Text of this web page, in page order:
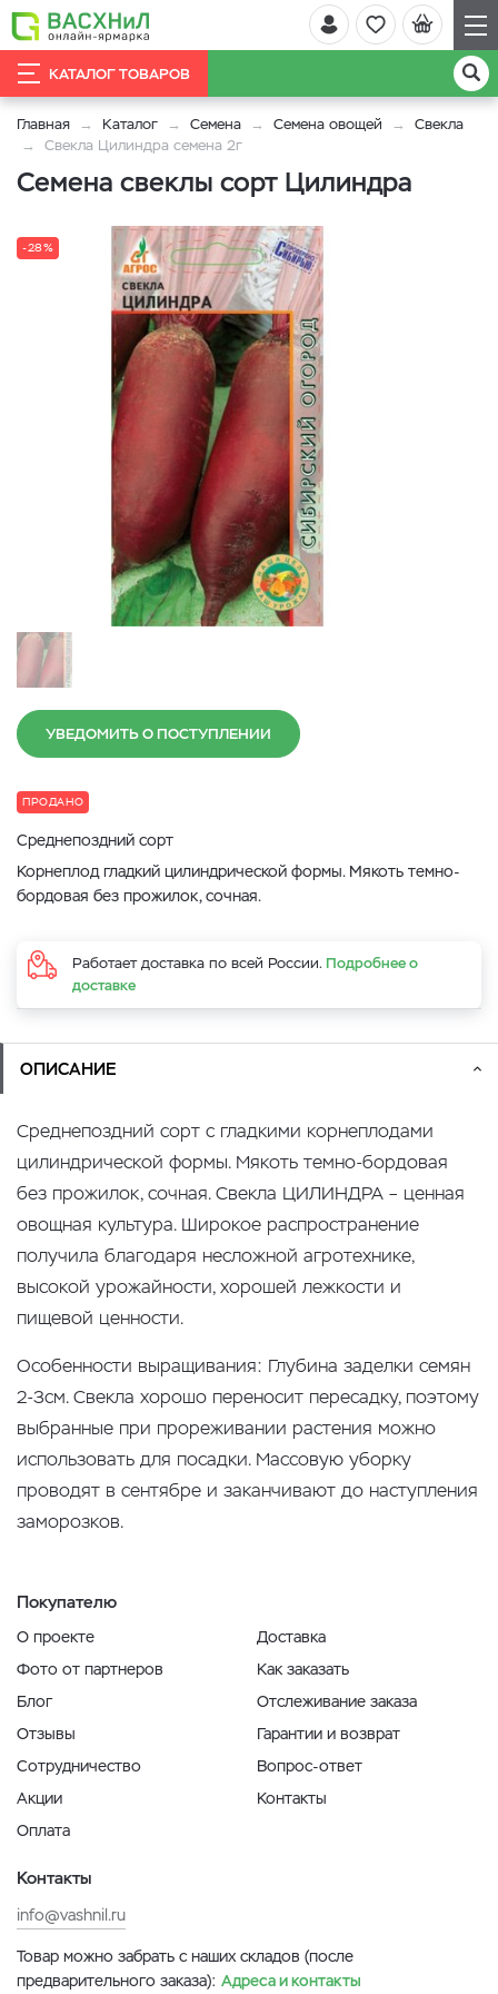
КАТАЛОГ ТОВАРОВ
Главная Каталог Семена Семена овощей
Свекла
Свекла Цилиндра семена 2г
Семена свеклы сорт Цилиндра
-28%
УВЕДОМИТЬ О ПОСТУПЛЕНИИ
ПРОДАНО
Среднепоздний сорт
Корнеплод гладкий цилиндрической формы. Мякоть темно-
бордовая без прожилок, сочная.
Работает доставка по всей России. Подробнее о
доставке
ОПИСАНИЕ
Среднепоздний сорт с гладкими корнеплодами
цилиндрической формы. Мякоть темно-бордовая
без прожилок, сочная. Свекла ЦИЛИНДРА – ценная
овощная культура. Широкое распространение
получила благодаря несложной агротехнике,
высокой урожайности, хорошей лежкости и
пищевой ценности.
Особенности выращивания: Глубина заделки семян
2-3см. Свекла хорошо переносит пересадку, поэтому
выбранные при прореживании растения можно
использовать для посадки. Массовую уборку
проводят в сентябре и заканчивают до наступления
заморозков.
Покупателю
О проекте
Фото от партнеров
Блог
Отзывы
Сотрудничество
Акции
Оплата
Доставка
Как заказать
Отслеживание заказа
Гарантии и возврат
Вопрос-ответ
Контакты
Контакты
info@vashnil.ru
Товар можно забрать с наших складов (после
предварительного заказа): Адреса и контакты